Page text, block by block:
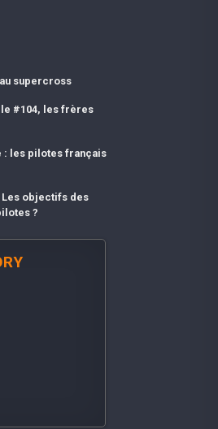
supercross
le #104, les frères
: les pilotes français
Les objectifs des
?